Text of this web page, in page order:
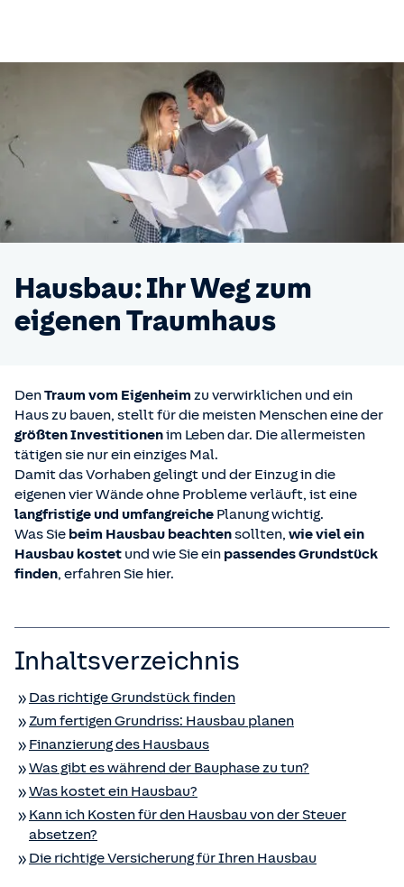
Hausbau: Ihr Weg zum
eigenen Traumhaus
DenTraum vom Eigenheimzu verwirklichen und ein
Haus zu bauen, stellt für die meisten Menschen eine der
größten Investitionenim Leben dar. Die allermeisten
tätigen sie nur ein einziges Mal.
Damit das Vorhaben gelingt und der Einzug in die
eigenen vier Wände ohne Probleme verläuft, ist eine
langfristige und umfangreiche Planung wichtig.
Was Sie beim Hausbau beachtensollten, wie viel ein
Hausbau kostet und wie Sie ein passendes Grundstück
finden, erfahren Sie hier.
Inhaltsverzeichnis
Das richtige Grundstück finden
Zum fertigen Grundriss: Hausbau planen
Finanzierung des Hausbaus
Was gibt es während der Bauphase zu tun?
Was kostet ein Hausbau?
Kann ich Kosten für den Hausbau von der Steuer
absetzen?
Die richtige Versicherung für Ihren Hausbau